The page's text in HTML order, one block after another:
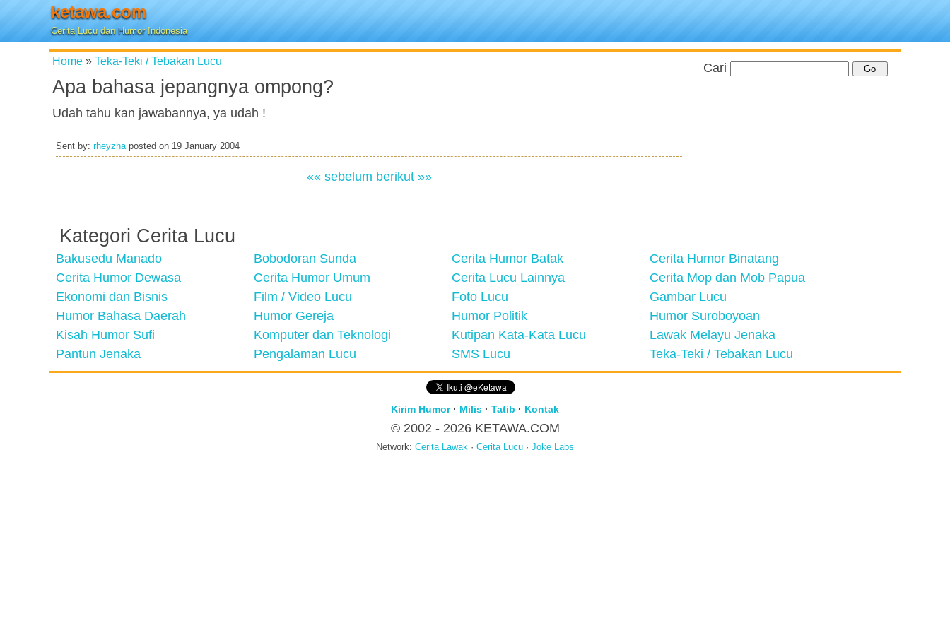
ketawa.com
Cerita Lucu dan Humor Indonesia
Home » Teka-Teki / Tebakan Lucu
Apa bahasa jepangnya ompong?
Udah tahu kan jawabannya, ya udah !
Sent by: rheyzhaposted on 19 January 2004
«« sebelum berikut »»
Cari
Kategori Cerita Lucu
Bakusedu Manado Bobodoran Sunda Cerita Humor Batak
Cerita Humor Binatang
Cerita Humor Dewasa
Cerita Humor Umum Cerita Lucu Lainnya
Cerita Mop dan Mob Papua
Ekonomi dan Bisnis
Film / Video Lucu Foto Lucu
Gambar Lucu
Humor Bahasa Daerah
Humor Gereja Humor Politik
Humor Suroboyoan
Kisah Humor Sufi
Komputer dan Teknologi Kutipan Kata-Kata Lucu
Lawak Melayu Jenaka
Pantun Jenaka
Pengalaman Lucu SMS Lucu Teka-Teki / Tebakan Lucu
Kirim Humor· Milis · Tatib · Kontak
© 2002 - 2026 KETAWA.COM
Network: Cerita Lawak · Cerita Lucu · Joke Labs